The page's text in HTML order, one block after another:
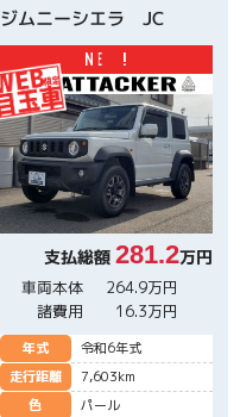
ジムニーシエラ JC
N E !
支払総額 281.2万円
車両本体
264.9万円
諸費用
16.3万円
年式
令和6年式
走行距離
7,603km
色
パール